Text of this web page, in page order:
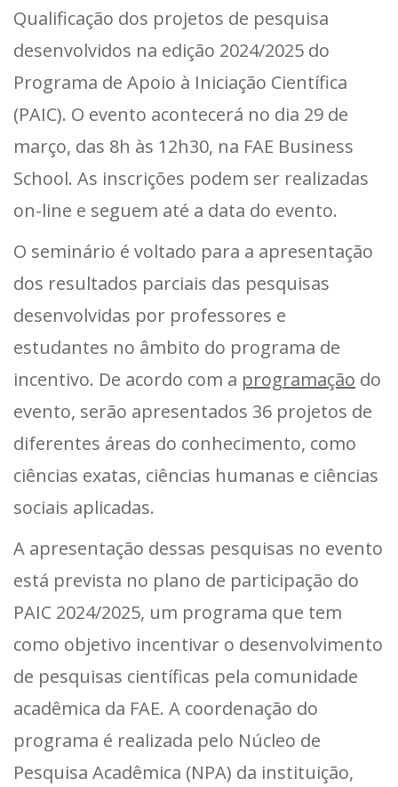
Qualificação dos projetos de pesquisa
desenvolvidos na edição 2024/2025 do
Programa de Apoio à Iniciação Científica
(PAIC). O evento acontecerá no dia 29 de
março, das 8h às 12h30, na FAE Business
School. As inscrições podem ser realizadas
on-line e seguem até a data do evento.
O seminário é voltado para a apresentação
dos resultados parciais das pesquisas
desenvolvidas por professores e
estudantes no âmbito do programa de
incentivo. De acordo com a programação do
evento, serão apresentados 36 projetos de
diferentes áreas do conhecimento, como
ciências exatas, ciências humanas e ciências
sociais aplicadas.
A apresentação dessas pesquisas no evento
está prevista no plano de participação do
PAIC 2024/2025, um programa que tem
como objetivo incentivar o desenvolvimento
de pesquisas científicas pela comunidade
acadêmica da FAE. A coordenação do
programa é realizada pelo Núcleo de
Pesquisa Acadêmica (NPA) da instituição,